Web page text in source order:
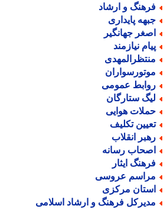
و ارشاد
پایداری
جهانگیر
نیازمند
عمومی
ستارگان
هوایی
تکلیف
انقلاب
رسانه
ایثار
عروسی
مرکزی
فرهنگ و ارشاد اسلامی